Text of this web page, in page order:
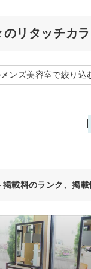
リタッチカ
ンズ美容室で絞り込
載料のランク、掲